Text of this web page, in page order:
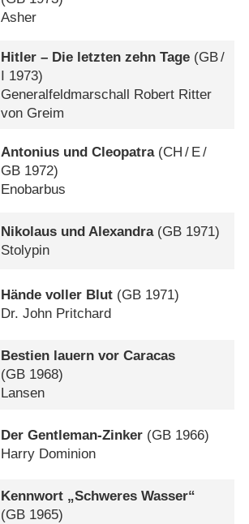
Asher
Hitler – Die letzten zehn Tage (GB/
I 1973)
Generalfeldmarschall Robert Ritter
von Greim
Antonius und Cleopatra(CH / E/
GB 1972)
Enobarbus
Nikolaus und Alexandra(GB 1971)
Stolypin
Hände voller Blut (GB 1971)
Dr. John Pritchard
Bestien lauern vor Caracas
(GB 1968)
Lansen
Der Gentleman-Zinker (GB 1966)
Harry Dominion
Kennwort „Schweres Wasser“
(GB 1965)